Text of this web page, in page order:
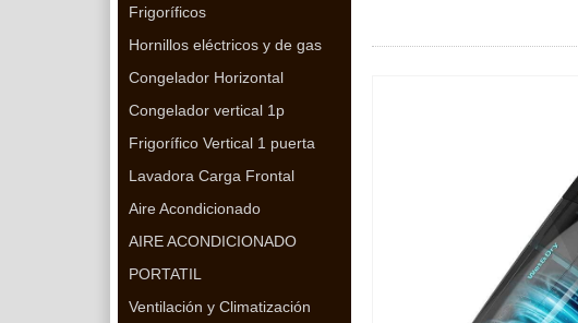
Frigoríficos
Hornillos eléctricos y de gas
Congelador Horizontal
Congelador vertical 1p
Frigorífico Vertical 1 puerta
Lavadora Carga Frontal
Aire Acondicionado
AIRE ACONDICIONADO
PORTATIL
Ventilación y Climatización